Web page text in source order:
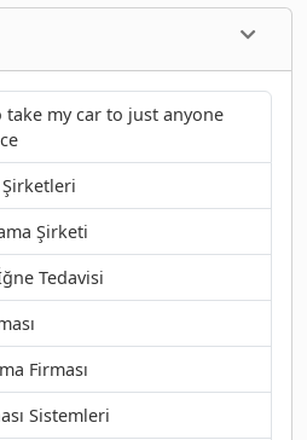
take my car to just anyone
Şirketi
Tedavisi
Firması
Sistemleri